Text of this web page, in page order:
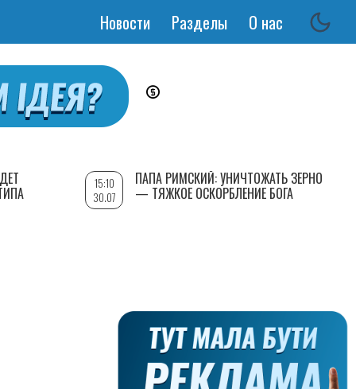
Основная
Новости Разделы О нас
15:10
30.07
ПАПА РИМСКИЙ: УНИЧТОЖАТЬ ЗЕРНО
— ТЯЖКОЕ ОСКОРБЛЕНИЕ БОГА